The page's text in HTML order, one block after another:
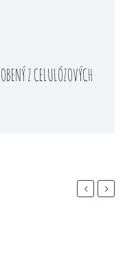
Z CELULÓZOVÝCH
Previous
Next